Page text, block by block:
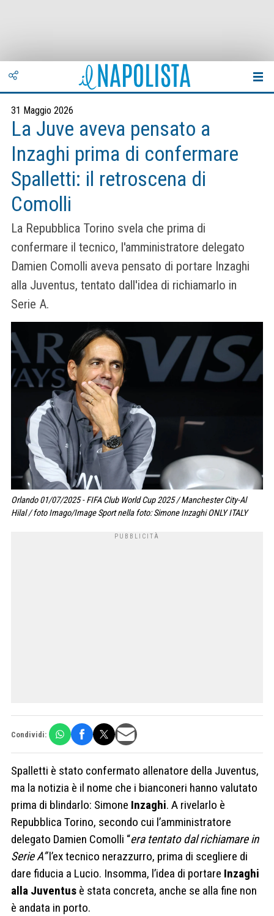
31 Maggio 2026
La Juve aveva pensato a
Inzaghi prima di confermare
Spalletti: il retroscena di
Comolli
La Repubblica Torino svela che prima di
confermare il tecnico, l'amministratore delegato
Damien Comolli aveva pensato di portare Inzaghi
alla Juventus, tentato dall'idea di richiamarlo in
Serie A.
Orlando 01/07/2025 - FIFA Club World Cup 2025 / Manchester City-Al
Hilal / foto Imago/Image Sport nella foto: Simone Inzaghi ONLY ITALY
Condividi:
Spalletti è stato confermato allenatore della Juventus,
ma la notizia è il nome che i bianconeri hanno valutato
prima di blindarlo: Simone Inzaghi. A rivelarlo è
Repubblica Torino, secondo cui l’amministratore
delegato Damien Comolli “era tentato dal richiamare in
Serie A”l’ex tecnico nerazzurro, prima di scegliere di
dare fiducia a Lucio. Insomma, l’idea di portare Inzaghi
alla Juventus è stata concreta, anche se alla fine non
è andata in porto.